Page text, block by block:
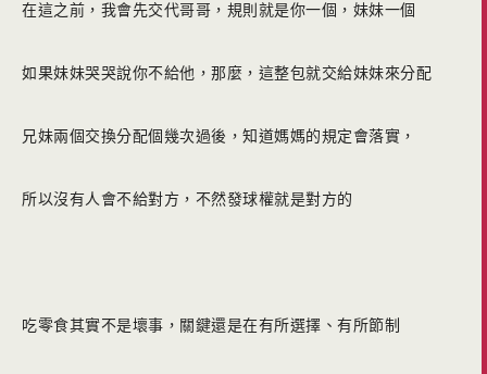
在這之前，我會先交代哥哥，規則就是你一個，妹妹一個
如果妹妹哭哭說你不給他，那麼，這整包就交給妹妹來分配
兄妹兩個交換分配個幾次過後，知道媽媽的規定會落實，
所以沒有人會不給對方，不然發球權就是對方的
吃零食其實不是壞事，關鍵還是在有所選擇、有所節制